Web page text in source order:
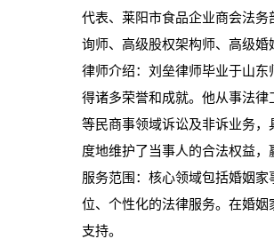
代表、莱阳市食品企业商会法
询师、高级股权架构师、高级婚
律师介绍：刘垒律师毕业于山
得诸多荣誉和成就。他从事法
等民商事领域诉讼及非诉业务
度地维护了当事人的合法权益，
服务范围：核心领域包括婚姻
位、个性化的法律服务。在婚
支持。